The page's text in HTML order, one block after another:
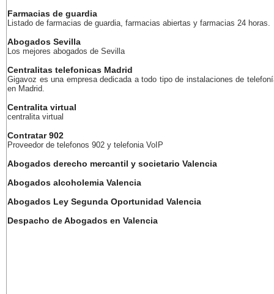
Farmacias de guardia
Listado de farmacias de guardia, farmacias abiertas y farmacias 24 horas.
Abogados Sevilla
Los mejores abogados de Sevilla
Centralitas telefonicas Madrid
Gigavoz es una empresa dedicada a todo tipo de instalaciones de
en Madrid.
Centralita virtual
centralita virtual
Contratar 902
Proveedor de telefonos 902 y telefonia VoIP
Abogados derecho mercantil y societario Valencia
Abogados alcoholemia Valencia
Abogados Ley Segunda Oportunidad Valencia
Despacho de Abogados en Valencia